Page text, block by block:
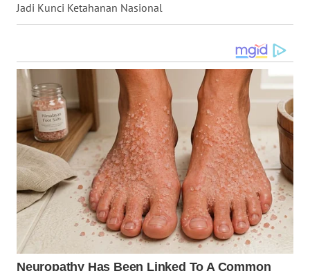
Jadi Kunci Ketahanan Nasional
WN
SIMALUNGUN
WN
LABUHANBATU
WN
TAPANULI
TENGAH
WN DELI